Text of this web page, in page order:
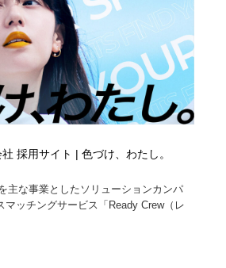
採用サイト | 色づけ、わたし。
主な事業としたソリューションカンパ
マッチングサービス「Ready Crew（レ